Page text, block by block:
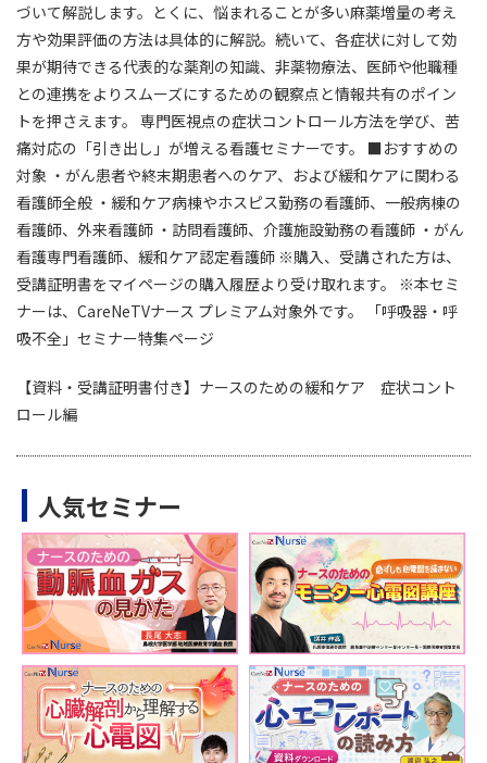
づいて解説します。とくに、悩まれることが多い麻薬増量の考え
方や効果評価の方法は具体的に解説。続いて、各症状に対して効
果が期待できる代表的な薬剤の知識、非薬物療法、医師や他職種
との連携をよりスムーズにするための観察点と情報共有のポイン
トを押さえます。 専門医視点の症状コントロール方法を学び、苦
痛対応の「引き出し」が増える看護セミナーです。 ■おすすめの
対象 ・がん患者や終末期患者へのケア、および緩和ケアに関わる
看護師全般 ・緩和ケア病棟やホスピス勤務の看護師、一般病棟の
看護師、外来看護師 ・訪問看護師、介護施設勤務の看護師 ・がん
看護専門看護師、緩和ケア認定看護師 ※購入、受講された方は、
受講証明書をマイページの購入履歴より受け取れます。 ※本セミ
ナーは、CareNeTVナース プレミアム対象外です。 「呼吸器・呼
吸不全」セミナー特集ページ
【資料・受講証明書付き】ナースのための緩和ケア 症状コント
ロール編
人気セミナー